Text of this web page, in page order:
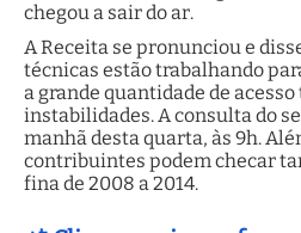
chegou a sair do ar.
A Receita se pronunciou e
técnicas estão trabalhando
a grande quantidade de
instabilidades. A consulta do
manhã desta quarta, às 9h.
contribuintes podem checar
fina de 2008 a 2014.